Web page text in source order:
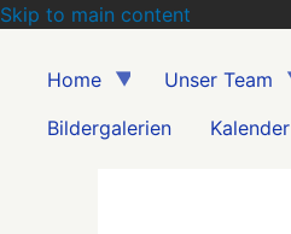
Skip to main content
Home Unser Team
Bildergalerien
Kalender